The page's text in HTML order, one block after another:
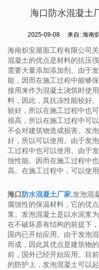
海口防水混凝土
2025-09-08 来自: 海南
海南炽安屋面工程有限公司
混凝土的优点是材料的抗压
需要大量添加添加剂。由于
能，因而在施工过程中能够
接用来作为混凝土浇筑时使
料，因此，其抗冻性能较好
较好，所以在施工过程中也
很高，所以在施工过程中可
不会对建筑物造成损害。发
好，所以可以使用。由于发
工过程中也可以使用。由于
蚀性能。因而在施工过程中
高。在施工过程中，可以使用
海口防水混凝土厂家,发泡混
腐蚀性的保温材料，它的优
浆。发泡混凝土是以水泥浆
在不破坏原有结构的前提下
国内已开始应用。由于发泡
而成，因此其优点是建筑物
前，国外已经开始应用。目
的防护上，发泡混凝土可以起